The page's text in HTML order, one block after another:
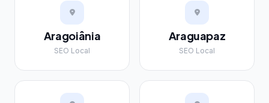
Aragoiânia
SEO Local
Araguapaz
SEO Local